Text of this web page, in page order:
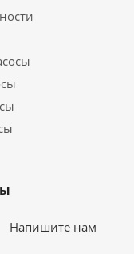
Напишите нам